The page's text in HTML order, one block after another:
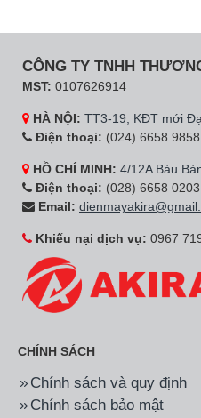
CÔNG TY TNHH
MST: 0107626914
HÀ NỘI: TT3-19, KĐT mới
Điện thoại: (024) 6658 9858
HỒ CHÍ MINH: 4/12A Bàu
Điện thoại: (028) 6658 0203
Email:
Khiếu nại dịch vụ: 0967
CHÍNH SÁCH
Chính sách và quy định
Chính sách bảo mật